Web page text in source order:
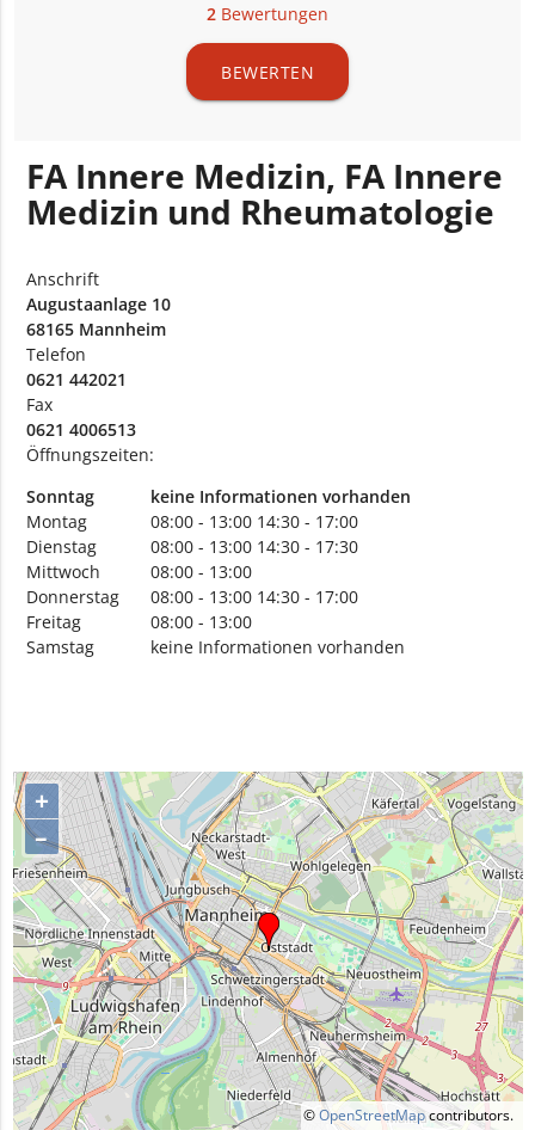
2 Bewertungen
BEWERTEN
FA Innere Medizin, FA Innere
Medizin und Rheumatologie
Anschrift
Augustaanlage 10
68165 Mannheim
Telefon
0621 442021
Fax
0621 4006513
Öffnungszeiten:
Sonntag
keine Informationen vorhanden
Montag
08:00 - 13:00 14:30 - 17:00
Dienstag
08:00 - 13:00 14:30 - 17:30
Mittwoch
08:00 - 13:00
Donnerstag
08:00 - 13:00 14:30 - 17:00
Freitag
08:00 - 13:00
Samstag
keine Informationen vorhanden
+
–
©OpenStreetMapcontributors.